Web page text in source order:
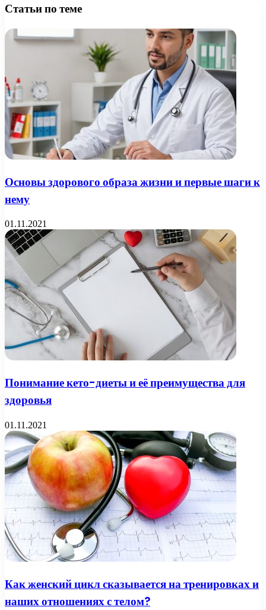
Статьи по теме
Основы здорового образа жизни и первые шаги к
нему
01.11.2021
Понимание кето-диеты и её преимущества для
здоровья
01.11.2021
Как женский цикл сказывается на тренировках и
наших отношениях с телом?